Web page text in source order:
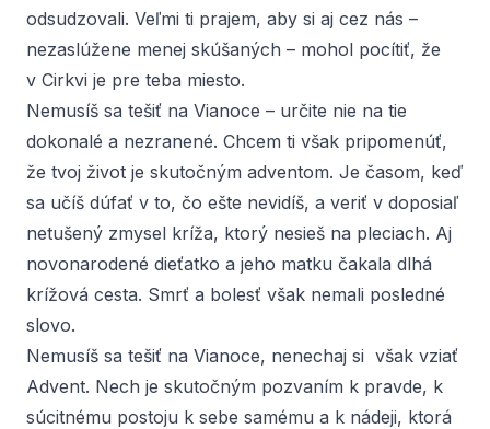
odsudzovali. Veľmi ti prajem, aby si aj cez nás –
nezaslúžene menej skúšaných – mohol pocítiť, že
v Cirkvi je pre teba miesto.
Nemusíš sa tešiť na Vianoce – určite nie na tie
dokonalé a nezranené. Chcem ti však pripomenúť,
že tvoj život je skutočným adventom. Je časom, keď
sa učíš dúfať v to, čo ešte nevidíš, a veriť v doposiaľ
netušený zmysel kríža, ktorý nesieš na pleciach. Aj
novonarodené dieťatko a jeho matku čakala dlhá
krížová cesta. Smrť a bolesť však nemali posledné
slovo.
Nemusíš sa tešiť na Vianoce, nenechaj si však vziať
Advent. Nech je skutočným pozvaním k pravde, k
súcitnému postoju k sebe samému a k nádeji, ktorá